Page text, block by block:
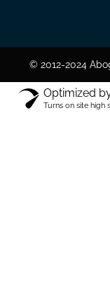
© 2012-2024
Optimized
Turns on site high